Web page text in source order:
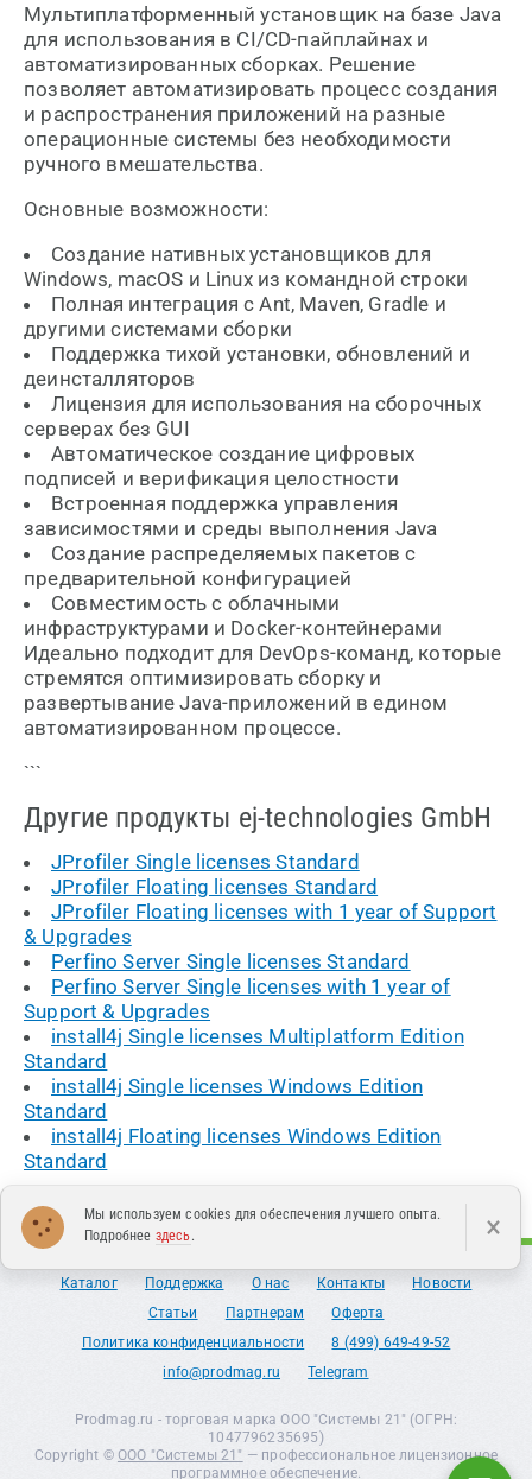
Мультиплатформенный установщик на базе Java
для использования в CI/CD-пайплайнах и
автоматизированных сборках. Решение
позволяет автоматизировать процесс создания
и распространения приложений на разные
операционные системы без необходимости
ручного вмешательства.
Основные возможности:
Создание нативных установщиков для
Windows, macOS и Linux из командной строки
Полная интеграция с Ant, Maven, Gradle и
другими системами сборки
Поддержка тихой установки, обновлений и
деинсталляторов
Лицензия для использования на сборочных
серверах без GUI
Автоматическое создание цифровых
подписей и верификация целостности
Встроенная поддержка управления
зависимостями и среды выполнения Java
Создание распределяемых пакетов с
предварительной конфигурацией
Совместимость с облачными
инфраструктурами и Docker-контейнерами
Идеально подходит для DevOps-команд, которые
стремятся оптимизировать сборку и
развертывание Java-приложений в едином
автоматизированном процессе.
```
Другие продукты ej-technologies GmbH
JProfiler Single licenses Standard
JProfiler Floating licenses Standard
JProfiler Floating licenses with 1 year of Support
& Upgrades
Perfino Server Single licenses Standard
Perfino Server Single licenses with 1 year of
Support & Upgrades
install4j Single licenses Multiplatform Edition
Standard
install4j Single licenses Windows Edition
Standard
install4j Floating licenses Windows Edition
Standard
Каталог Поддержка О нас Контакты
Новости
Статьи
Партнерам
Оферта
Политика конфиденциальности
8 (499) 649-49-52
info@prodmag.ru
Telegram
Prodmag.ru - торговая марка ООО "Системы 21" (ОГРН:
1047796235695)
Copyright © ООО "Системы 21" — профессиональное лицензионное
программное обеспечение.
Мы используем cookies для обеспечения лучшего опыта.
Подробнее здесь. ×